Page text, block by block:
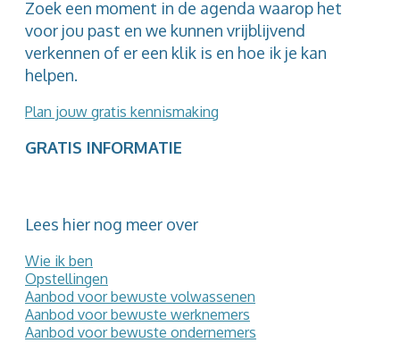
Zoek een moment in de agenda waarop het
voor jou past en we kunnen vrijblijvend
verkennen of er een klik is en hoe ik je kan
helpen.
Plan jouw gratis kennismaking
GRATIS INFORMATIE
Lees hier nog meer over
Wie ik ben
Opstellingen
Aanbod voor bewuste volwassenen
Aanbod voor bewuste werknemers
Aanbod voor bewuste ondernemers